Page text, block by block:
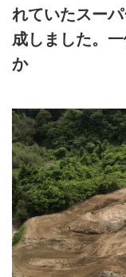
れていたスー
成しました。
か